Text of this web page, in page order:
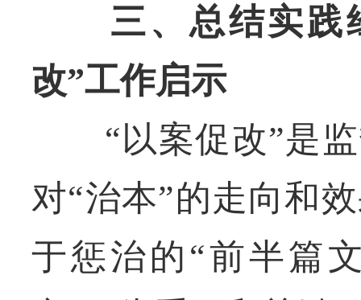
三、总结实践
改”工作启示
“以案促改”是监
对“治本”的走向和
于惩治的“前半篇